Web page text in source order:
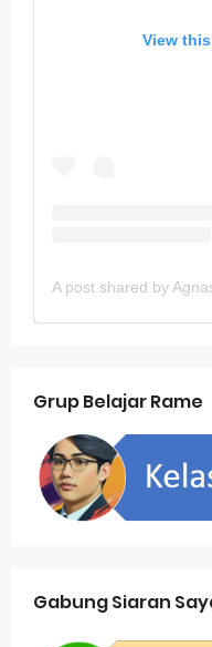
View
Grup Belajar Rame
Gabung Siaran